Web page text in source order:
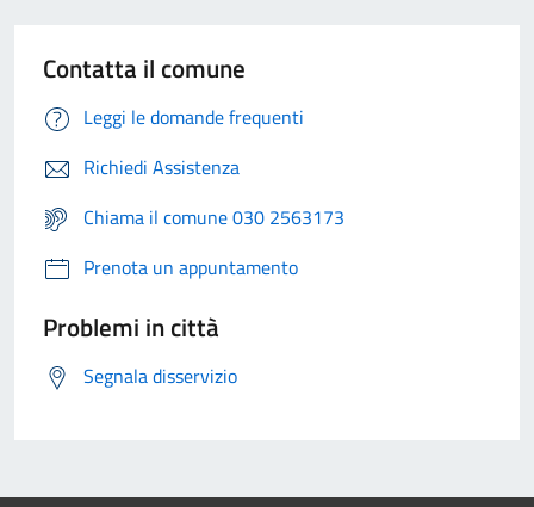
Contatta il comune
Leggi le domande frequenti
Richiedi Assistenza
Chiama il comune 030 2563173
Prenota un appuntamento
Problemi in città
Segnala disservizio